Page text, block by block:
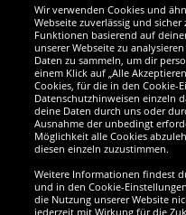
69.99 *
statt1 110,00 €
Du sparst:
40,01 €
Größe wählen...
-
Wir verwenden Cookies und
Webseite zuverlässig und
Funktionen basierend auf
unserer Webseite zu
Daten zu sammeln, um dir
einem Klick auf „Alle
Cookies, für die in den Cookie-
Datenschutzhinweisen einzeln
deine Daten durch uns oder
Ausnahme der unbedingt
Möglichkeit alle Cookies
diesen einzeln zuzustimmen.
Weitere Informationen findest
und in den Cookie-
die Nutzung unserer Website
jederzeit mit Wirkung für die